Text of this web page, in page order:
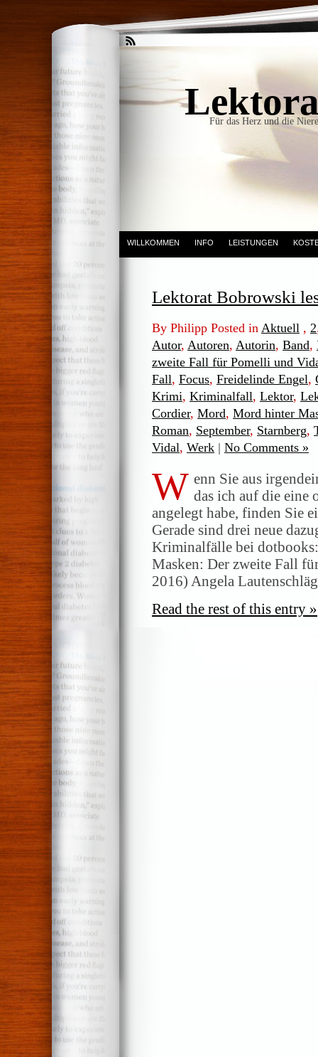
Für das Herz und die
WILLKOMMEN INFO LEISTUNGEN
Lektorat Bobrowski
By Philipp Posted in Aktuell , 2
Autor, Autoren, Autorin, Band,
zweite Fall für Pomelli und
Fall, Focus, Freidelinde Engel,
Krimi, Kriminalfall, Lektor,
Cordier, Mord, Mord hinter
Roman, September, Starnberg,
Vidal, Werk | No Comments »
W enn Sie aus
das ich auf die eine
angelegt habe, finden Sie
Gerade sind drei neue
Kriminalfälle bei
Masken: Der zweite Fall
2016) Angela
Read the rest of this entry »